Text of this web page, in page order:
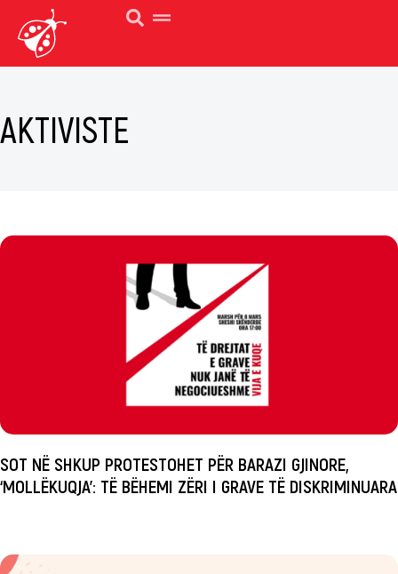
AKTIVISTE
SOT NË SHKUP PROTESTOHET PËR BARAZI GJINORE,
‘MOLLËKUQJA’: TË BËHEMI ZËRI I GRAVE TË DISKRIMINUARA